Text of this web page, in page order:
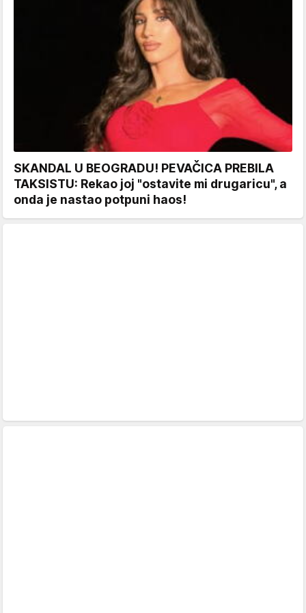
SKANDAL U BEOGRADU! PEVAČICA PREBILA
TAKSISTU: Rekao joj "ostavite mi drugaricu", a
onda je nastao potpuni haos!